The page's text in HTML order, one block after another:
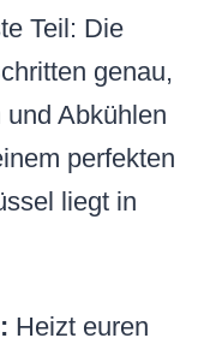
Teil: Die
genau,
Abkühlen
perfekten
liegt in
Heizt euren